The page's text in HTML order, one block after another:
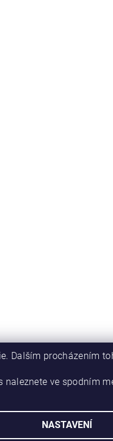
Dalším procházením
naleznete ve spodním
NASTAVENÍ